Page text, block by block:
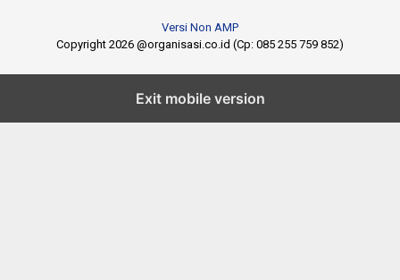
Versi Non AMP
Copyright 2026 @organisasi.co.id (Cp: 085 255 759 852)
Exit mobile version